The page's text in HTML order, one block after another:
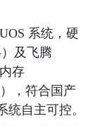
系统，硬
）及飞腾
存
，符合国产
自主可控。